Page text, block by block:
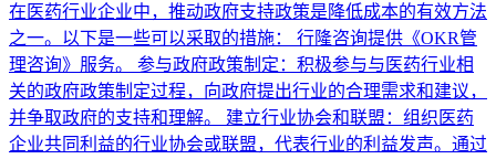
在医药行业企业中，推动政府支持政策是降低成本的有效方法
之一。以下是一些可以采取的措施： 行隆咨询提供《OKR管
理咨询》服务。 参与政府政策制定：积极参与与医药行业相
关的政府政策制定过程，向政府提出行业的合理需求和建议，
并争取政府的支持和理解。 建立行业协会和联盟：组织医药
企业共同利益的行业协会或联盟，代表行业的利益发声。通过